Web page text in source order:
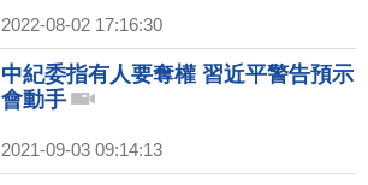
2022-08-02 17:16:30
中紀委指有人要奪權 習近平警告預示
會動手
2021-09-03 09:14:13